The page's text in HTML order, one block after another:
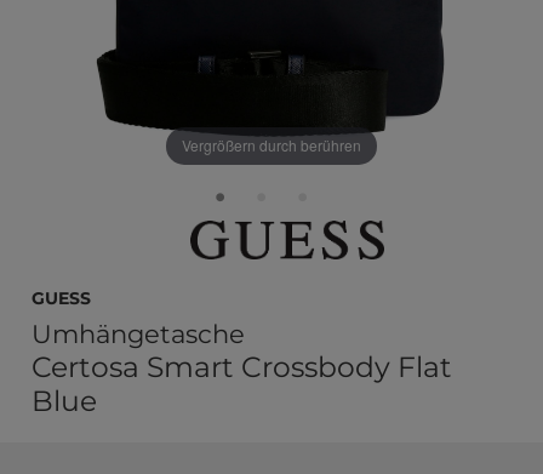
Vergrößern durch berühren
GUESS
Umhängetasche
Certosa Smart Crossbody Flat
Blue